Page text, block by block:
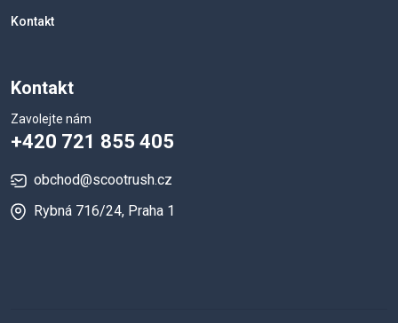
Kontakt
Kontakt
Zavolejte nám
+420 721 855 405
obchod@scootrush.cz
Rybná 716/24, Praha 1